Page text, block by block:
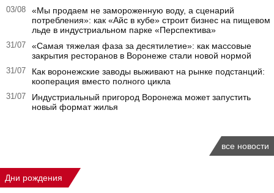
03/08
«Мы продаем не замороженную воду, а сценарий
потребления»: как «Айс в кубе» строит бизнес на пищевом
льде в индустриальном парке «Перспектива»
31/07
«Самая тяжелая фаза за десятилетие»: как массовые
закрытия ресторанов в Воронеже стали новой нормой
31/07
Как воронежские заводы выживают на рынке подстанций:
кооперация вместо полного цикла
31/07
Индустриальный пригород Воронежа может запустить
новый формат жилья
все новости
Дни рождения